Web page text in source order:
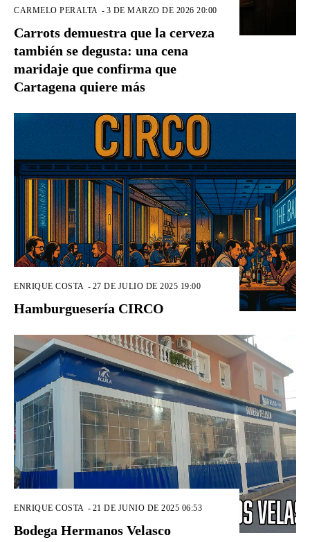
CARMELO PERALTA - 3 DE MARZO DE 2026 20:00
Carrots demuestra que la cerveza
también se degusta: una cena
maridaje que confirma que
Cartagena quiere más
ENRIQUE COSTA - 27 DE JULIO DE 2025 19:00
Hamburguesería CIRCO
ENRIQUE COSTA - 21 DE JUNIO DE 2025 06:53
Bodega Hermanos Velasco